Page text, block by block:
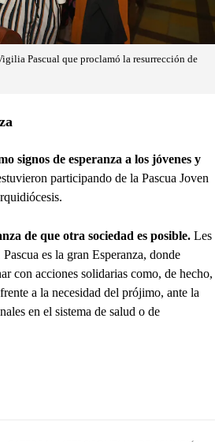
Pascual que proclamó la resurrección de
signos de esperanza a los jóvenes y
participando de la Pascua Joven
de que otra sociedad es posible. Les
es la gran Esperanza, donde
con acciones solidarias como, de hecho,
a la necesidad del prójimo, ante la
en el sistema de salud o de